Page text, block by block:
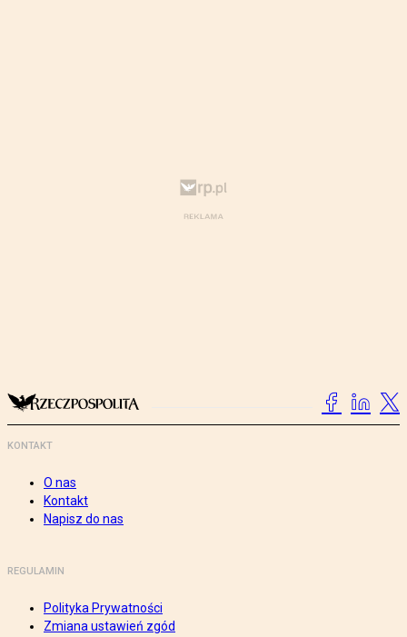
KONTAKT
O nas
Kontakt
Napisz do nas
REGULAMIN
Polityka Prywatności
Zmiana ustawień zgód